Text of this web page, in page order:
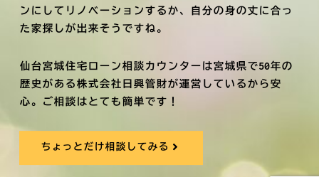
ンにしてリノベーションするか、自分の身の丈に合っ
た家探しが出来そうですね。
仙台宮城住宅ローン相談カウンターは宮城県で50年の
歴史がある株式会社日興管財が運営しているから安
心。ご相談はとても簡単です！
ちょっとだけ相談してみる